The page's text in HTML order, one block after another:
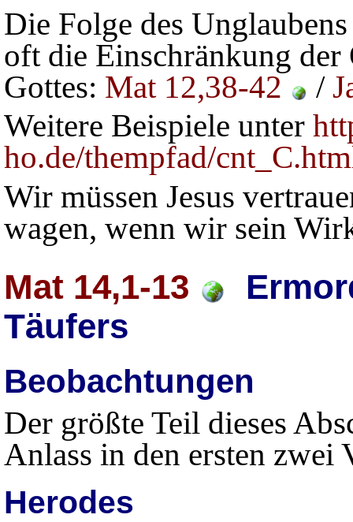
Die Folge des
oft die Einschränkung
Gottes: Mat 12,38-42 /
Weitere Beispiele unter
ho.de/thempfad/
Wir müssen Jesus
wagen, wenn wir sein
Mat 14,1-13
Täufers
Beobachtungen
Der größte Teil dieses
Anlass in den ersten zwei
Herodes